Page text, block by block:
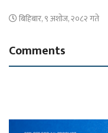
बिहिबार, ९ अशोज, २०८२ गते
Comments